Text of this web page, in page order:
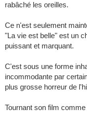
rabâché les oreilles.
Ce n'est seulement
"La vie est belle" est un
puissant et marquant.
C'est sous une forme
incommodante par
plus grosse horreur de
Tournant son film